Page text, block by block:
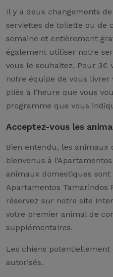
Il y a deux changements
serviettes de toilette ou de
semaine et entièrement
également utiliser notre
vous le souhaitez. Pour 3€
notre équipe de vous
pliés à l’heure que vous
programme que vous
Acceptez-vous les
Bien entendu, les animaux
bienvenus à
animaux domestiques
Apartamentos Tamarindos
réservez sur notre site
votre premier animal de
supplémentaires.
Les chiens potentiellement
autorisés.